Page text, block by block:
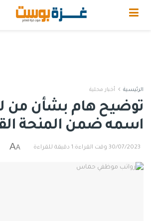
الرئيسية أخبار محلية
توضيح هام بشأن من
اسمه ضمن المنحة
30/07/2023 وقت القراءة:1 دقيقة للقراءة A
A